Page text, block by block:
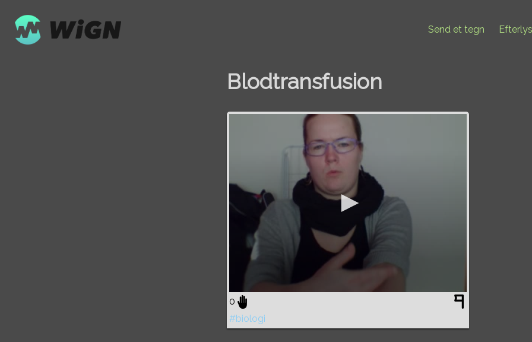
Send et tegn
Blodtransfusion
0
#biologi